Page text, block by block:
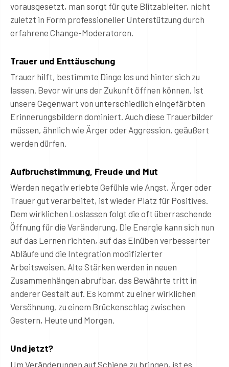
vorausgesetzt, man sorgt für gute Blitzableiter, nicht
zuletzt in Form professioneller Unterstützung durch
erfahrene Change-Moderatoren.
Trauer und Enttäuschung
Trauer hilft, bestimmte Dinge los und hinter sich zu
lassen. Bevor wir uns der Zukunft öffnen können, ist
unsere Gegenwart von unterschiedlich eingefärbten
Erinnerungsbildern dominiert. Auch diese Trauerbilder
müssen, ähnlich wie Ärger oder Aggression, geäußert
werden dürfen.
Aufbruchstimmung, Freude und Mut
Werden negativ erlebte Gefühle wie Angst, Ärger oder
Trauer gut verarbeitet, ist wieder Platz für Positives.
Dem wirklichen Loslassen folgt die oft überraschende
Öffnung für die Veränderung. Die Energie kann sich nun
auf das Lernen richten, auf das Einüben verbesserter
Abläufe und die Integration modifizierter
Arbeitsweisen. Alte Stärken werden in neuen
Zusammenhängen abrufbar, das Bewährte tritt in
anderer Gestalt auf. Es kommt zu einer wirklichen
Versöhnung, zu einem Brückenschlag zwischen
Gestern, Heute und Morgen.
Und jetzt?
Um Veränderungen auf Schiene zu bringen, ist es